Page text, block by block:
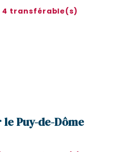
4 transférable(s)
Puy-de-Dôme